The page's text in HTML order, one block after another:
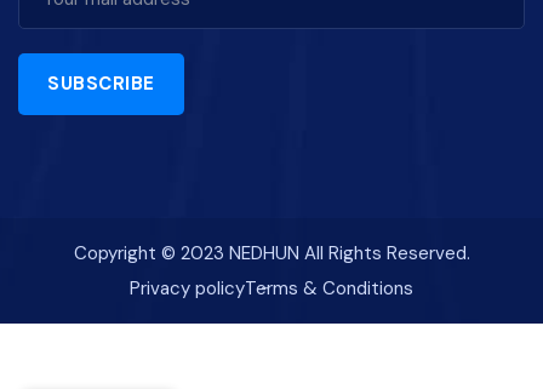
SUBSCRIBE
Copyright © 2023 NEDHUN All Rights Reserved.
Privacy policyTerms & Conditions